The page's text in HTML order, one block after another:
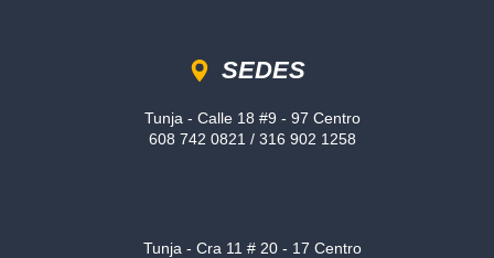
SEDES
Tunja - Calle 18 #9 - 97 Centro
608 742 0821 / 316 902 1258
Tunja - Cra 11 # 20 - 17 Centro